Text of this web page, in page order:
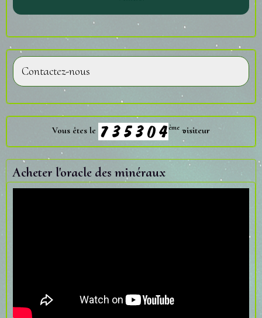
Contactez-nous
Vous êtes le ème visiteur
Acheter l'oracle des minéraux